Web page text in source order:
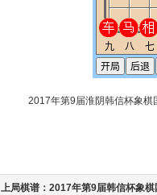
2017年第9届淮阴韩信杯象棋
上局棋谱： 2017年第9届韩信杯象